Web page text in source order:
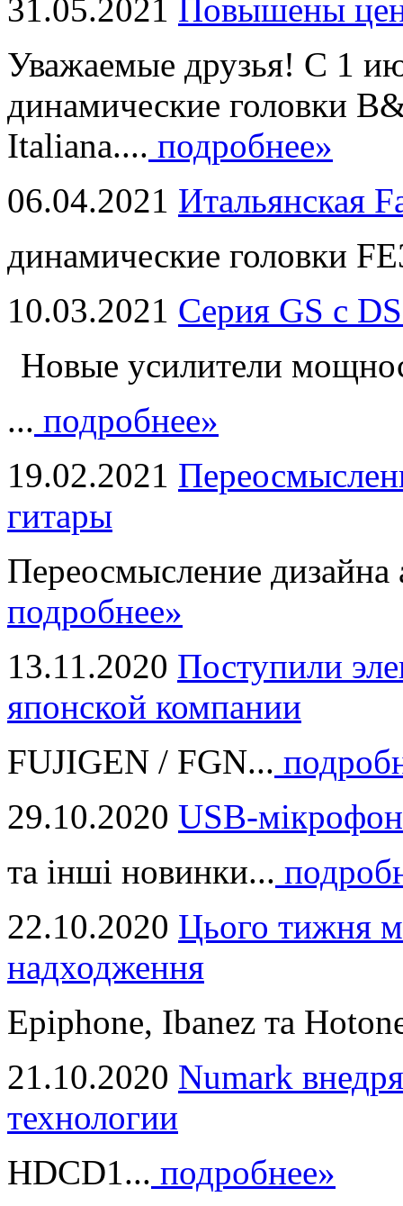
31.05.2021 Повышены
Уважаемые друзья! С 1
динамические головки
Italiana.... подробнее»
06.04.2021 Итальянская
динамические головки
10.03.2021 Серия GS с
Новые усилители
... подробнее»
19.02.2021
гитары
Переосмысление дизайна
подробнее»
13.11.2020 Поступили
японской компании
FUJIGEN / FGN...
29.10.2020 USB-
та інші новинки...
22.10.2020 Цього тижня
надходження
Epiphone, Ibanez та
21.10.2020 Numark
технологии
HDCD1... подробнее»